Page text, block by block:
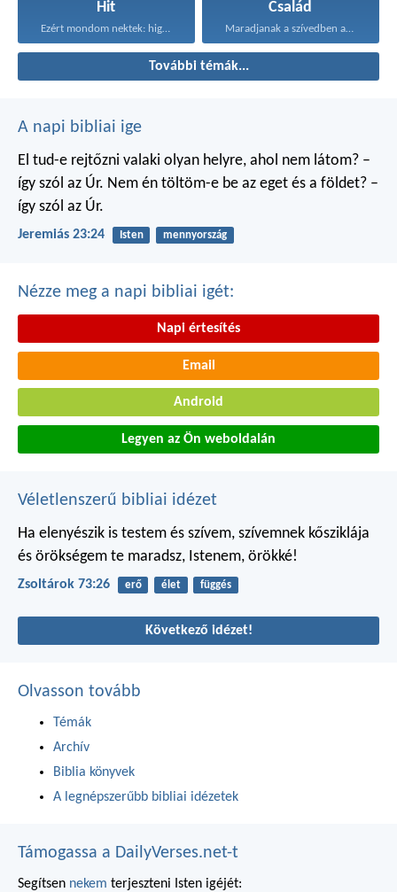
Hit
Ezért mondom nektek: higgyétek...
Család
Maradjanak a szívedben azok...
További témák...
A napi bibliai ige
El tud-e rejtőzni valaki olyan helyre, ahol nem látom? –
így szól az Úr. Nem én töltöm-e be az eget és a földet? –
így szól az Úr.
Jeremiás 23:24 Isten mennyország
Nézze meg a napi bibliai igét:
Napi értesítés
Email
Android
Legyen az Ön weboldalán
Véletlenszerű bibliai idézet
Ha elenyészik is testem és szívem, szívemnek kősziklája
és örökségem te maradsz, Istenem, örökké!
Zsoltárok 73:26 erő élet függés
Következő idézet!
Olvasson tovább
Témák
Archív
Biblia könyvek
A legnépszerűbb bibliai idézetek
Támogassa a DailyVerses.net-t
Segítsen nekem terjeszteni Isten igéjét: